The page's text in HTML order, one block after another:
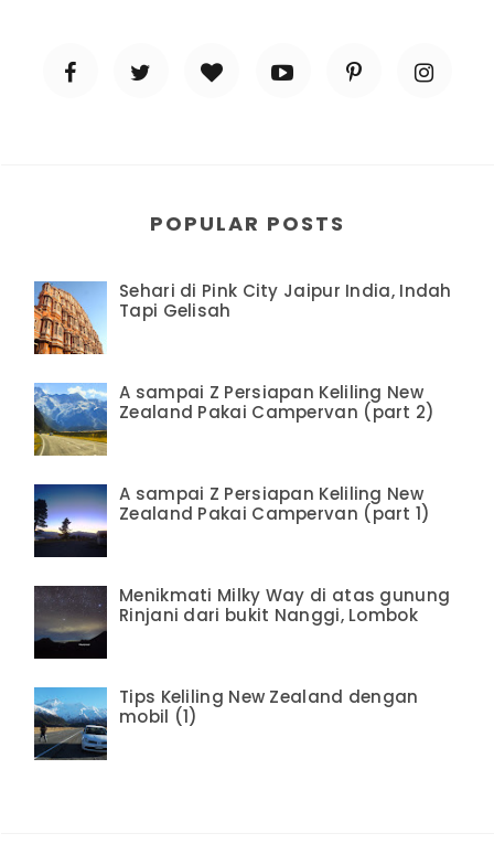
POPULAR POSTS
Sehari di Pink City Jaipur India, Indah
Tapi Gelisah
A sampai Z Persiapan Keliling New
Zealand Pakai Campervan (part 2)
A sampai Z Persiapan Keliling New
Zealand Pakai Campervan (part 1)
Menikmati Milky Way di atas gunung
Rinjani dari bukit Nanggi, Lombok
Tips Keliling New Zealand dengan
mobil (1)